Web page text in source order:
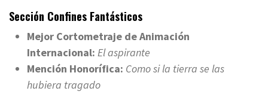
Sección Confines Fantásticos
Mejor Cortometraje de Animación
Internacional: El aspirante
Mención Honorífica: Como si la tierra se las
hubiera tragado